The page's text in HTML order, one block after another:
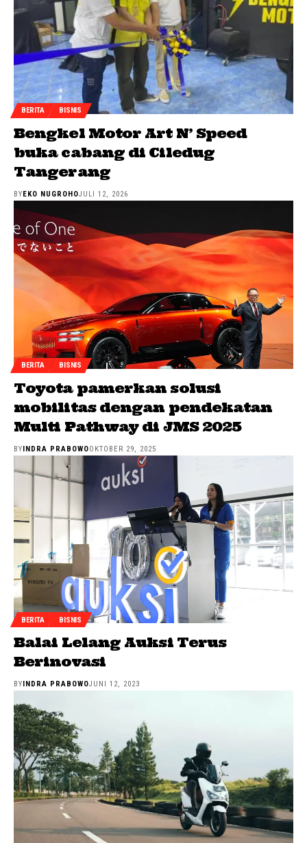
BERITA BISNIS
Bengkel Motor Art N’ Speed
buka cabang di Ciledug
Tangerang
BYEKO NUGROHOJULI 12, 2026
BERITA BISNIS
Toyota pamerkan solusi
mobilitas dengan pendekatan
Multi Pathway di JMS 2025
BYINDRA PRABOWOOKTOBER 29, 2025
BERITA BISNIS
Balai Lelang Auksi Terus
Berinovasi
BY INDRA PRABOWOJUNI 12, 2023